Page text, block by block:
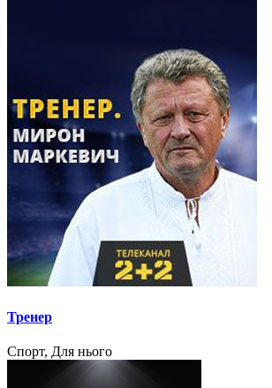
Тренер
Спорт, Для нього